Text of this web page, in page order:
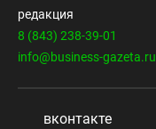
редакция
8 (843) 238-39-01
info@business-gazeta.ru
вконтакте